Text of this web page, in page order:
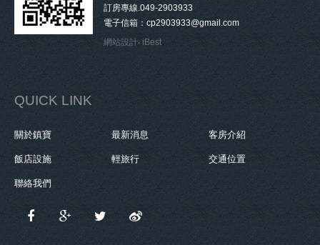
訂房專線.049-2903933
電子信箱：cp2903933@gmail.com
網站設計‧ iBest
QUICK LINK
關於鎮寶 最新消息 客房介紹
飯店設施 輕旅行 交通位置
聯絡我們